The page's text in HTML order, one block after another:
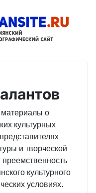
материалы о
культурных
и творческой
культурного
условиях.